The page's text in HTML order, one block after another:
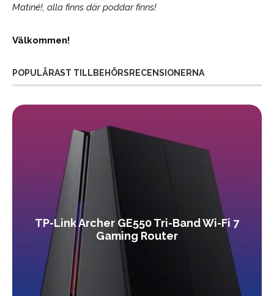
Matiné!; alla finns där poddar finns!
Välkommen!
POPULÄRAST TILLBEHÖRSRECENSIONERNA
TP-Link Archer GE550 Tri-Band Wi-Fi 7
Gaming Router